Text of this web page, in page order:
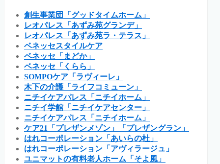
創生事業団「グッドタイムホーム」
レオパレス「あずみ苑グランデ」
レオパレス「あずみ苑ラ・テラス」
ベネッセスタイルケア
ベネッセ「まどか」
ベネッセ「くらら」
SOMPOケア「ラヴィーレ」
木下の介護「ライフコミューン」
ニチイケアパレス「ニチイホーム」
ニチイ学館「ニチイケアセンター」
ニチイケアパレス「ニチイホーム」
ケア21「プレザンメゾン」「プレザングラン」
はれコーポレーション「あいらの杜」
はれコーポレーション「アヴィラージュ」
ユニマットの有料老人ホーム「そよ風」